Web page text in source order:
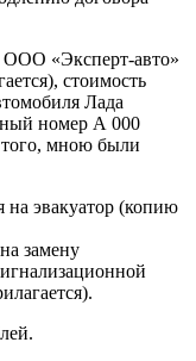
ООО «Эксперт-авто»
стоимость
Лада
номер А 000
мною были
на эвакуатор (копию
замену